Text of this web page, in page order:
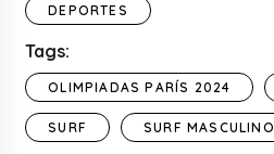
DEPORTES
Tags:
OLIMPIADAS PARÍS 2024
SURF SURF MASCULINO